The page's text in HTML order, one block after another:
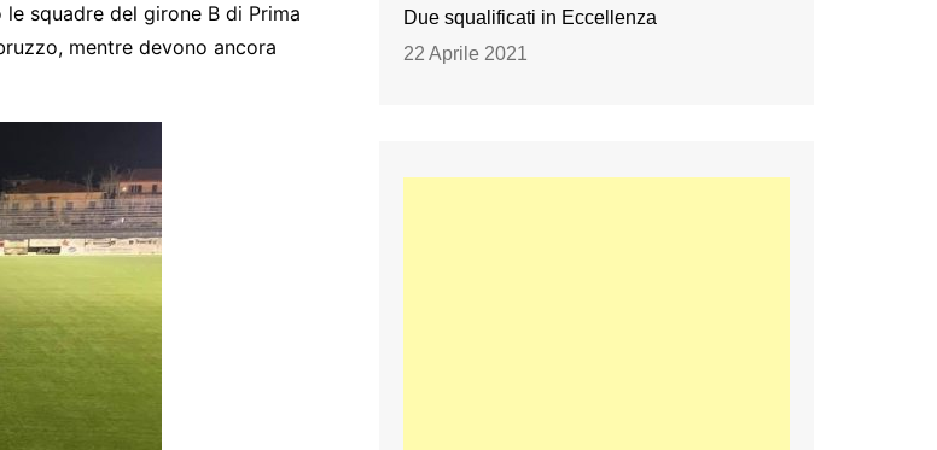
squadre del girone B di Prima
mentre devono ancora
Due squalificati in Eccellenza
22 Aprile 2021